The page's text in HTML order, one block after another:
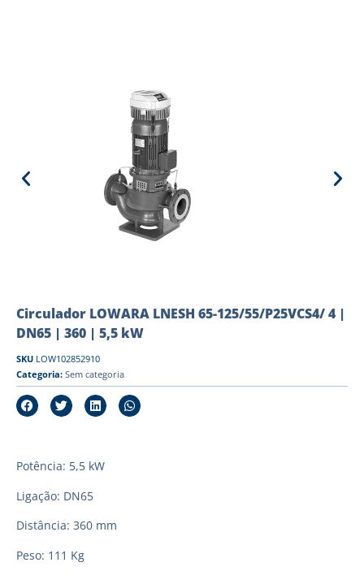
Circulador LOWARA LNESH 65-125/55/P25VCS4/ 4 |
DN65 | 360 | 5,5 kW
SKU LOW102852910
Categoria: Sem categoria
Potência: 5,5 kW
Ligação: DN65
Distância: 360 mm
Peso: 111 Kg